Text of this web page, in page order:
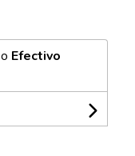
o Efectivo